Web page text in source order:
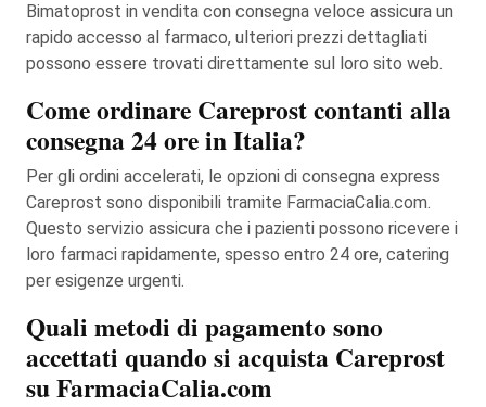
Bimatoprost in vendita con consegna veloce assicura un
rapido accesso al farmaco, ulteriori prezzi dettagliati
possono essere trovati direttamente sul loro sito web.
Come ordinare Careprost contanti alla
consegna 24 ore in Italia?
Per gli ordini accelerati, le opzioni di consegna express
Careprost sono disponibili tramite FarmaciaCalia.com.
Questo servizio assicura che i pazienti possono ricevere i
loro farmaci rapidamente, spesso entro 24 ore, catering
per esigenze urgenti.
Quali metodi di pagamento sono
accettati quando si acquista Careprost
su FarmaciaCalia.com